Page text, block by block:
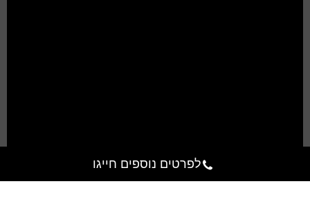
לפרטים נוספים חייגו